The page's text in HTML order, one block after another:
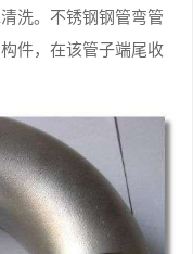
洗。不锈钢钢管弯管
件，在该管子端尾收